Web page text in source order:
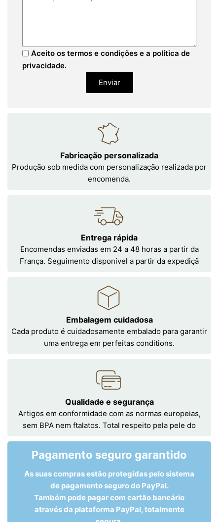
Aceito os termos e condições e a política de
privacidade.
Enviar
Fabricação personalizada
Produção sob medida com personalização realizada por
encomenda.
Entrega rápida
Encomendas enviadas em 24 a 48 horas a partir da
França. Seguimento disponível a partir da expediçã
Embalagem cuidadosa
Cada produto é cuidadosamente embalado para garantir
uma entrega em perfeitas conditions.
Qualidade e segurança
Artigos em conformidade com as normas europeias,
sem BPA nem ftalatos. Total respeito pela pele do
Pagamento seguro garantido
As suas compras estão protegidas pelo sistema
de pagamento seguro do PayPal.
Também pode pagar com cartão bancário
através da plataforma PayPal, totalmente